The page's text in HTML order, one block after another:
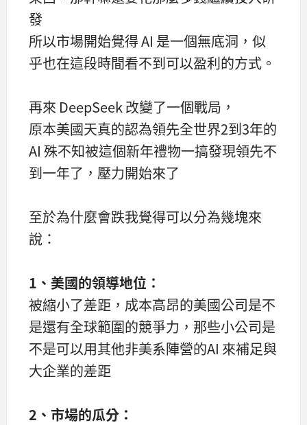
發
所以市場開始覺得 AI 是一個無底洞，似
乎也在這段時間看不到可以盈利的方式。
再來 DeepSeek 改變了一個戰局，
原本美國天真的認為領先全世界2到3年的
AI 殊不知被這個新年禮物一搞發現領先不
到一年了，壓力開始來了
至於為什麼會跌我覺得可以分為幾塊來
說：
1、美國的領導地位：
被縮小了差距，成本高昂的美國公司是不
是還有全球範圍的競爭力，那些小公司是
不是可以用其他非美系陣營的AI 來補足與
大企業的差距
2、市場的瓜分：